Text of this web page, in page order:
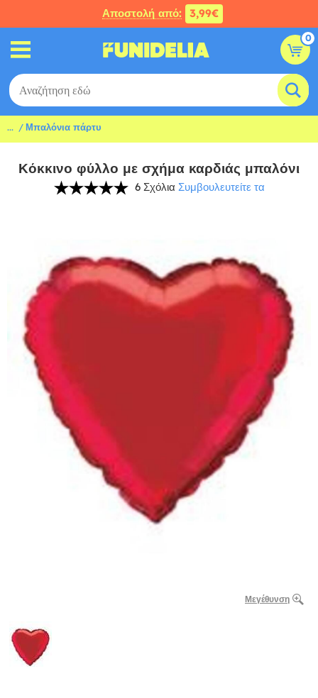
Αποστολή από: 3,99€
0
... Μπαλόνια πάρτυ
Κόκκινο φύλλο με σχήμα καρδιάς μπαλόνι
6 Σχόλια Συμβουλευτείτε τα
Μεγέθυνση